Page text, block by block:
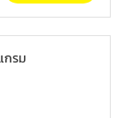
กรม